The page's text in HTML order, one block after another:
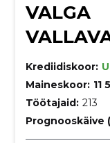
VALGA
Krediidiskoor:
Maineskoor: 11
Töötajaid: 213
Prognooskäive